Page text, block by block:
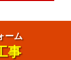
ーム
事